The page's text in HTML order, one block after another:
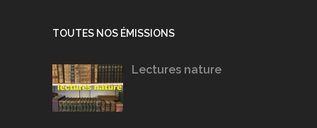
TOUTES NOS ÉMISSIONS
Lectures nature